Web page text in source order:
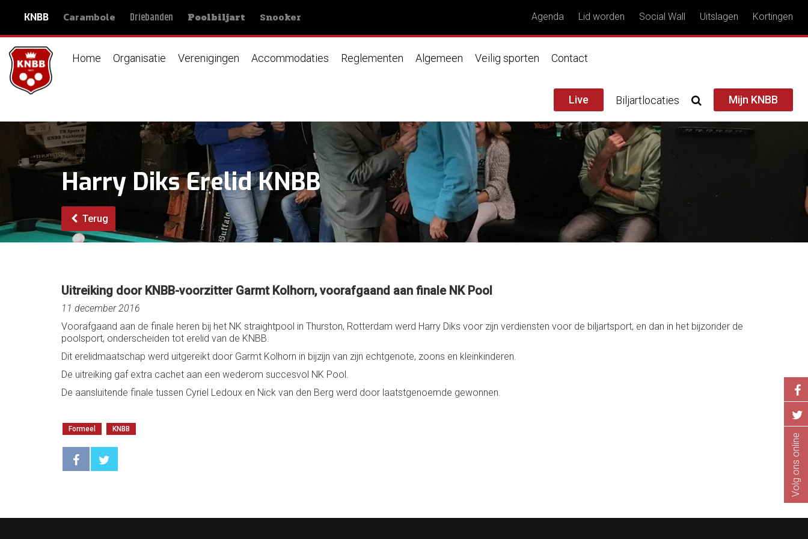
KNBB Carambole Driebanden Poolbiljart Snooker Agenda Lid worden Social Wall Uitslagen Kortingen
Home Organisatie Verenigingen Accommodaties Reglementen Algemeen Veilig sporten Contact
Live Biljartlocaties Mijn KNBB
Harry Diks Erelid KNBB
Terug
Uitreiking door KNBB-voorzitter Garmt Kolhorn, voorafgaand aan finale NK Pool
11 december 2016
Voorafgaand aan de finale heren bij het NK straightpool in Thurston, Rotterdam werd Harry Diks voor zijn verdiensten voor de biljartsport, en dan in het bijzonder de
poolsport, onderscheiden tot erelid van de KNBB.
Dit erelidmaatschap werd uitgereikt door Garmt Kolhorn in bijzijn van zijn echtgenote, zoons en kleinkinderen.
De uitreiking gaf extra cachet aan een wederom succesvol NK Pool.
De aansluitende finale tussen Cyriel Ledoux en Nick van den Berg werd door laatstgenoemde gewonnen.
Formeel KNBB
Volg ons online